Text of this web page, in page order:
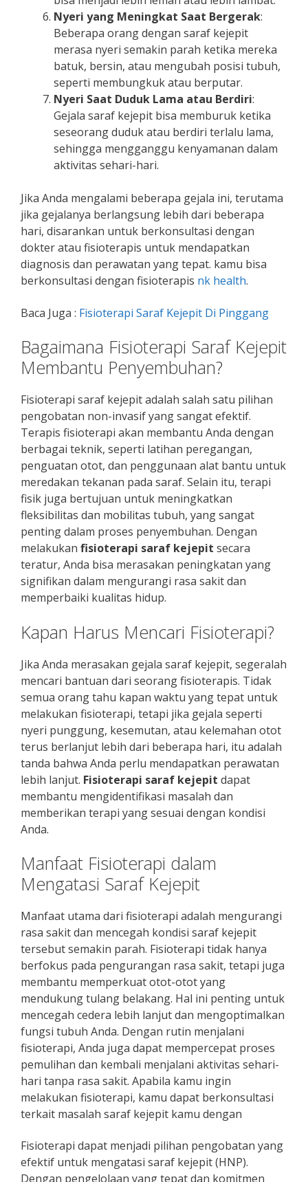
Nyeri yang Meningkat Saat Bergerak:
Beberapa orang dengan saraf kejepit
merasa nyeri semakin parah ketika mereka
batuk, bersin, atau mengubah posisi tubuh,
seperti membungkuk atau berputar.
Nyeri Saat Duduk Lama atau Berdiri:
Gejala saraf kejepit bisa memburuk ketika
seseorang duduk atau berdiri terlalu lama,
sehingga mengganggu kenyamanan dalam
aktivitas sehari-hari.
Jika Anda mengalami beberapa gejala ini, terutama
jika gejalanya berlangsung lebih dari beberapa
hari, disarankan untuk berkonsultasi dengan
dokter atau fisioterapis untuk mendapatkan
diagnosis dan perawatan yang tepat. kamu bisa
berkonsultasi dengan fisioterapis nk health.
Baca Juga : Fisioterapi Saraf Kejepit Di Pinggang
Bagaimana Fisioterapi Saraf Kejepit
Membantu Penyembuhan?
Fisioterapi saraf kejepit adalah salah satu pilihan
pengobatan non-invasif yang sangat efektif.
Terapis fisioterapi akan membantu Anda dengan
berbagai teknik, seperti latihan peregangan,
penguatan otot, dan penggunaan alat bantu untuk
meredakan tekanan pada saraf. Selain itu, terapi
fisik juga bertujuan untuk meningkatkan
fleksibilitas dan mobilitas tubuh, yang sangat
penting dalam proses penyembuhan. Dengan
melakukan fisioterapi saraf kejepit secara
teratur, Anda bisa merasakan peningkatan yang
signifikan dalam mengurangi rasa sakit dan
memperbaiki kualitas hidup.
Kapan Harus Mencari Fisioterapi?
Jika Anda merasakan gejala saraf kejepit, segeralah
mencari bantuan dari seorang fisioterapis. Tidak
semua orang tahu kapan waktu yang tepat untuk
melakukan fisioterapi, tetapi jika gejala seperti
nyeri punggung, kesemutan, atau kelemahan otot
terus berlanjut lebih dari beberapa hari, itu adalah
tanda bahwa Anda perlu mendapatkan perawatan
lebih lanjut. Fisioterapi saraf kejepit dapat
membantu mengidentifikasi masalah dan
memberikan terapi yang sesuai dengan kondisi
Anda.
Manfaat Fisioterapi dalam
Mengatasi Saraf Kejepit
Manfaat utama dari fisioterapi adalah mengurangi
rasa sakit dan mencegah kondisi saraf kejepit
tersebut semakin parah. Fisioterapi tidak hanya
berfokus pada pengurangan rasa sakit, tetapi juga
membantu memperkuat otot-otot yang
mendukung tulang belakang. Hal ini penting untuk
mencegah cedera lebih lanjut dan mengoptimalkan
fungsi tubuh Anda. Dengan rutin menjalani
fisioterapi, Anda juga dapat mempercepat proses
pemulihan dan kembali menjalani aktivitas sehari-
hari tanpa rasa sakit. Apabila kamu ingin
melakukan fisioterapi, kamu dapat berkonsultasi
terkait masalah saraf kejepit kamu dengan
Fisioterapi dapat menjadi pilihan pengobatan yang
efektif untuk mengatasi saraf kejepit (HNP).
Dengan pengelolaan yang tepat dan komitmen